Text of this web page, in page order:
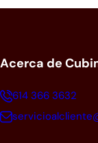
b
t
u
a
Acerca de
614 366 3632